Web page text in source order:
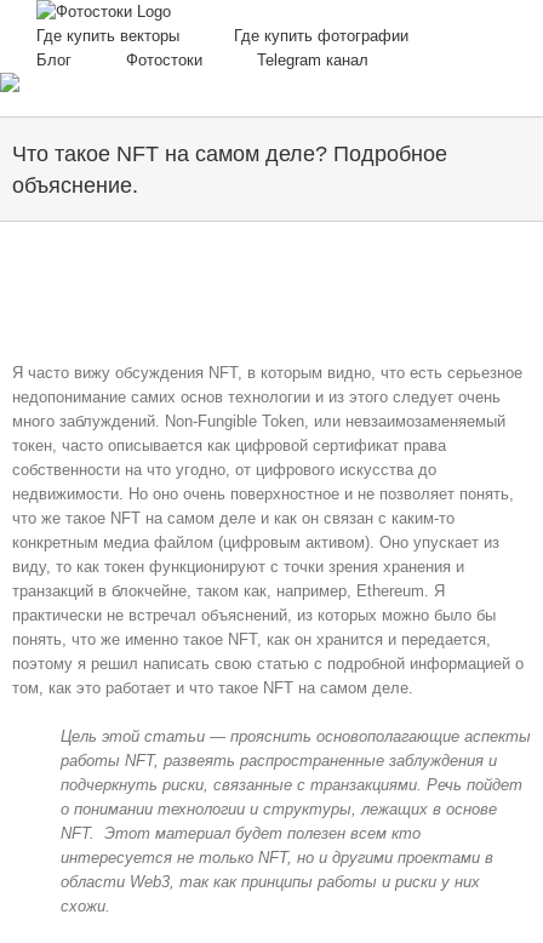
content
Где купить векторы
Где купить фотографии
Блог
Фотостоки Telegram канал
Что такое NFT на самом деле? Подробное
объяснение.
Я часто вижу обсуждения NFT, в которым видно, что есть серьезное
недопонимание самих основ технологии и из этого следует очень
много заблуждений. Non-Fungible Token, или невзаимозаменяемый
токен, часто описывается как цифровой сертификат права
собственности на что угодно, от цифрового искусства до
недвижимости. Но оно очень поверхностное и не позволяет понять,
что же такое NFT на самом деле и как он связан с каким-то
конкретным медиа файлом (цифровым активом). Оно упускает из
виду, то как токен функционируют с точки зрения хранения и
транзакций в блокчейне, таком как, например, Ethereum. Я
практически не встречал объяснений, из которых можно было бы
понять, что же именно такое NFT, как он хранится и передается,
поэтому я решил написать свою статью с подробной информацией о
том, как это работает и что такое NFT на самом деле.
Цель этой статьи — прояснить основополагающие аспекты
работы NFT, развеять распространенные заблуждения и
подчеркнуть риски, связанные с транзакциями. Речь пойдет
о понимании технологии и структуры, лежащих в основе
NFT. Этот материал будет полезен всем кто
интересуется не только NFT, но и другими проектами в
области Web3, так как принципы работы и риски у них
схожи.